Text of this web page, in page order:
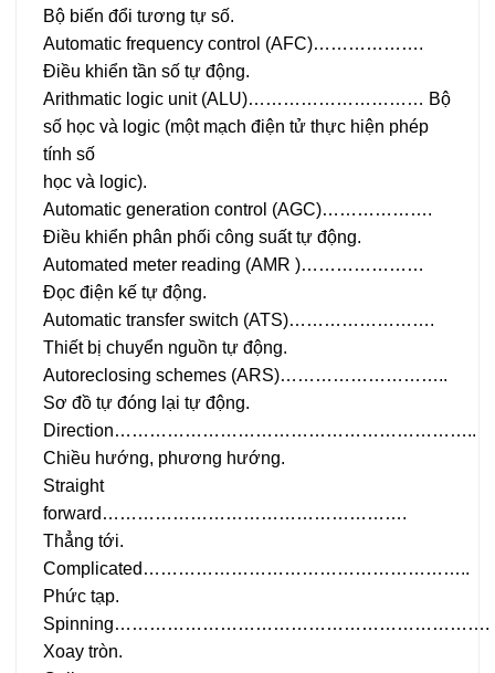
Bộ biến đổi tương tự số.
Automatic frequency control (AFC)……………….
Điều khiển tần số tự động.
Arithmatic logic unit (ALU)………………………… Bộ
số học và logic (một mạch điện tử thực hiện phép
tính số
học và logic).
Automatic generation control (AGC)……………….
Điều khiển phân phối công suất tự động.
Automated meter reading (AMR )…………………
Đọc điện kế tự động.
Automatic transfer switch (ATS)…………………….
Thiết bị chuyển nguồn tự động.
Autoreclosing schemes (ARS)………………………..
Sơ đồ tự đóng lại tự động.
Direction……………………………………………………..
Chiều hướng, phương hướng.
Straight
forward…………………………………………….
Thẳng tới.
Complicated………………………………………………..
Phức tạp.
Spinning……………………………………………………….
Xoay tròn.